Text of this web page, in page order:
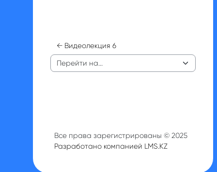
← Видеолекция 6
Перейти на...
Все права зарегистрированы © 2025
Разработано компанией LMS.KZ